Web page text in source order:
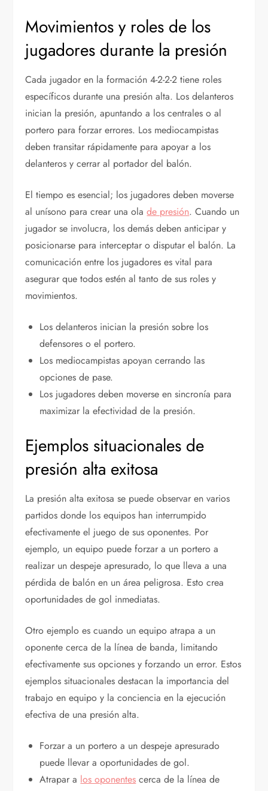
Movimientos y roles de los
jugadores durante la presión
Cada jugador en la formación 4-2-2-2 tiene roles
específicos durante una presión alta. Los delanteros
inician la presión, apuntando a los centrales o al
portero para forzar errores. Los mediocampistas
deben transitar rápidamente para apoyar a los
delanteros y cerrar al portador del balón.
El tiempo es esencial; los jugadores deben moverse
al unísono para crear una olade presión. Cuando un
jugador se involucra, los demás deben anticipar y
posicionarse para interceptar o disputar el balón. La
comunicación entre los jugadores es vital para
asegurar que todos estén al tanto de sus roles y
movimientos.
Los delanteros inician la presión sobre los
defensores o el portero.
Los mediocampistas apoyan cerrando las
opciones de pase.
Los jugadores deben moverse en sincronía para
maximizar la efectividad de la presión.
Ejemplos situacionales de
presión alta exitosa
La presión alta exitosa se puede observar en varios
partidos donde los equipos han interrumpido
efectivamente el juego de sus oponentes. Por
ejemplo, un equipo puede forzar a un portero a
realizar un despeje apresurado, lo que lleva a una
pérdida de balón en un área peligrosa. Esto crea
oportunidades de gol inmediatas.
Otro ejemplo es cuando un equipo atrapa a un
oponente cerca de la línea de banda, limitando
efectivamente sus opciones y forzando un error. Estos
ejemplos situacionales destacan la importancia del
trabajo en equipo y la conciencia en la ejecución
efectiva de una presión alta.
Forzar a un portero a un despeje apresurado
puede llevar a oportunidades de gol.
Atrapar a los oponentes cerca de la línea de